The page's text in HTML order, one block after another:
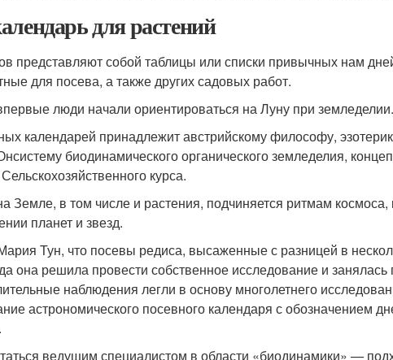
для растений
представляют собой таблицы или списки привычных нам
для посева, а также других садовых работ.
люди начали ориентироваться на Луну при земледелии.
календарей принадлежит австрийскому философу,
биодинамического органического земледелия,
курса.
Земле, в том числе и растения, подчиняется ритмам космоса,
планет и звезд.
Тун, что посевы редиса, высаженные с разницей в
она решила провести собственное исследование и
наблюдения легли в основу многолетнего
астрономического посевного календаря с обозначением
ведущим специалистом в области «биодинамики» —